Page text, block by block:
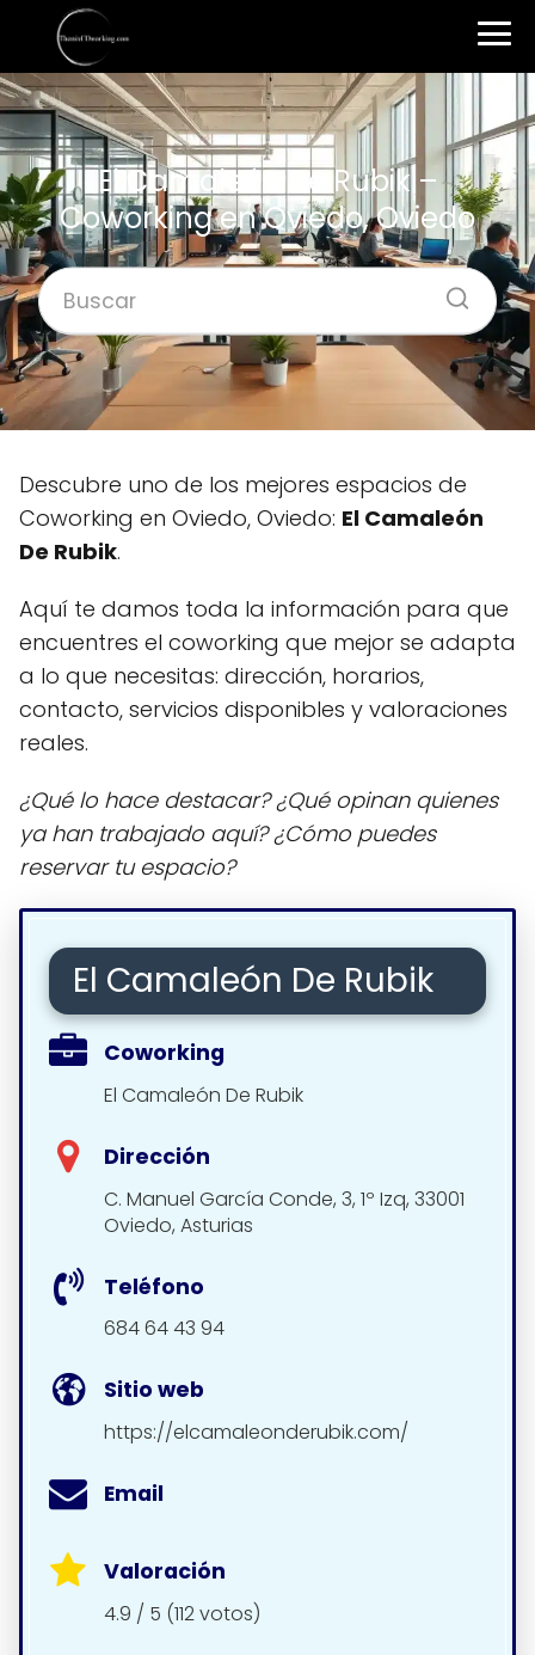
El Camaleón De Rubik –
Coworking en Oviedo, Oviedo
Descubre uno de los mejores espacios de
Coworking en Oviedo, Oviedo: El Camaleón
De Rubik.
Aquí te damos toda la información para que
encuentres el coworking que mejor se adapta
a lo que necesitas: dirección, horarios,
contacto, servicios disponibles y valoraciones
reales.
¿Qué lo hace destacar? ¿Qué opinan quienes
ya han trabajado aquí? ¿Cómo puedes
reservar tu espacio?
El Camaleón De Rubik
Coworking
El Camaleón De Rubik
Dirección
C. Manuel García Conde, 3, 1º Izq, 33001
Oviedo, Asturias
Teléfono
684 64 43 94
Sitio web
https://elcamaleonderubik.com/
Email
Valoración
4.9 / 5 (112 votos)